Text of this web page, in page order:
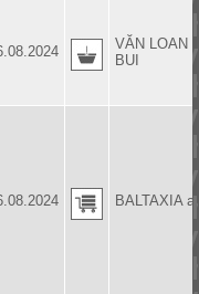
VĂN LOAN
BUI
BALTAXIA